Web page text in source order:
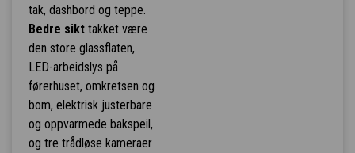
tak, dashbord og teppe.
Bedre sikttakket være
den store glassflaten,
LED-arbeidslys på
førerhuset, omkretsen og
bom, elektrisk justerbare
og oppvarmede bakspeil,
og tre trådløse kameraer